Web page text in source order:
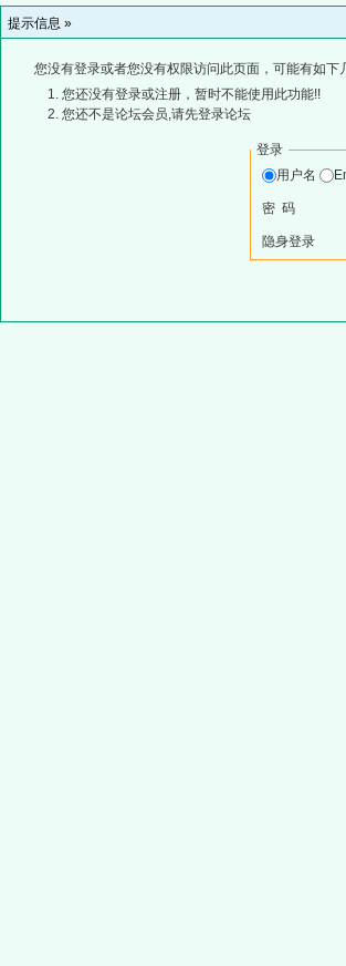
提示信息 »
您没有登录或者您没有权限访问此页面，可能有如下
您还没有登录或注册，暂时不能使用此功能!!
您还不是论坛会员,请先登录论坛
登录
用户名
密 码
隐身登录